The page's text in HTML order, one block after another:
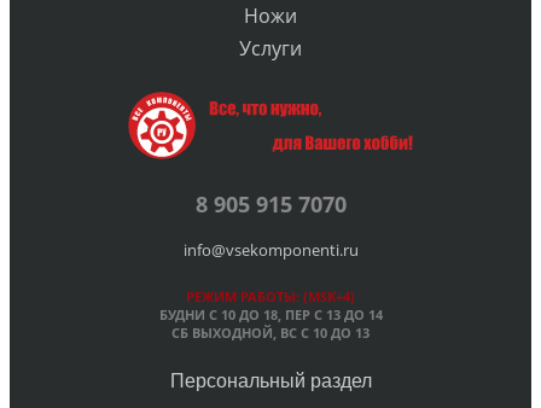
Ножи
Услуги
8 905 915 7070
info@vsekomponenti.ru
РЕЖИМ РАБОТЫ: (MSK+4)
БУДНИ С 10 ДО 18, ПЕРС 13 ДО 14
СБ ВЫХОДНОЙ, ВС С 10 ДО 13
Персональный раздел